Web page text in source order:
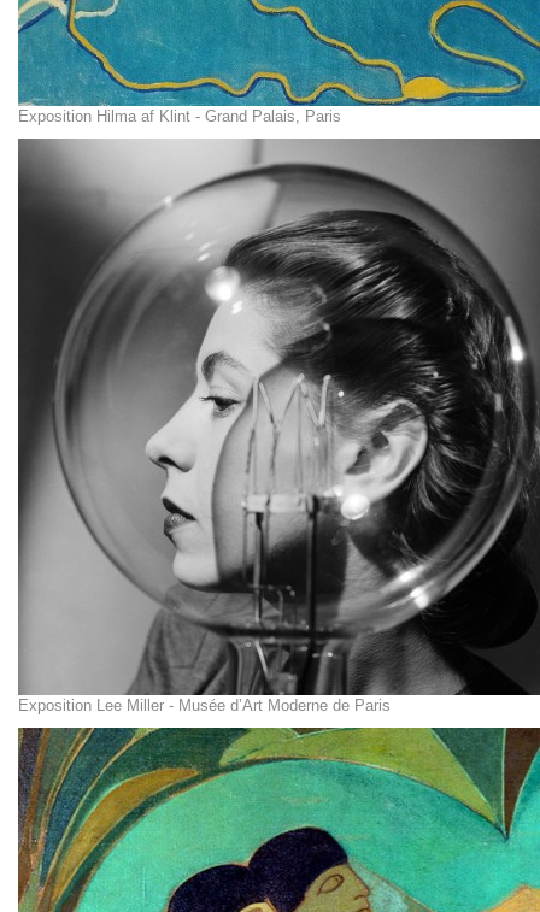
Exposition Hilma af Klint - Grand Palais, Paris
Exposition Lee Miller - Musée d’Art Moderne de Paris